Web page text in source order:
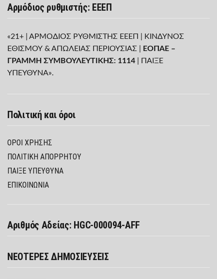
Αρμόδιος ρυθμιστής: ΕΕΕΠ
«21+ | ΑΡΜΟΔΙΟΣ ΡΥΘΜΙΣΤΗΣ ΕΕΕΠ | ΚΙΝΔΥΝΟΣ
ΕΘΙΣΜΟΥ & ΑΠΩΛΕΙΑΣ ΠΕΡΙΟΥΣΙΑΣ |
ΕΟΠΑΕ –
ΓΡΑΜΜΗ ΣΥΜΒΟΥΛΕΥΤΙΚΗΣ: 1114 | ΠΑΙΞΕ
ΥΠΕΥΘΥΝΑ».
Πολιτική και όροι
ΌΡΟΙ ΧΡΉΣΗΣ
ΠΟΛΙΤΙΚΉ ΑΠΟΡΡΉΤΟΥ
ΠΑΊΞΕ ΥΠΕΎΘΥΝΑ
ΕΠΙΚΟΙΝΩΝΙΑ
Αριθμός Αδείας: HGC-000094-AFF
ΝΕΟΤΕΡΕΣ ΔΗΜΟΣΙΕΥΣΕΙΣ